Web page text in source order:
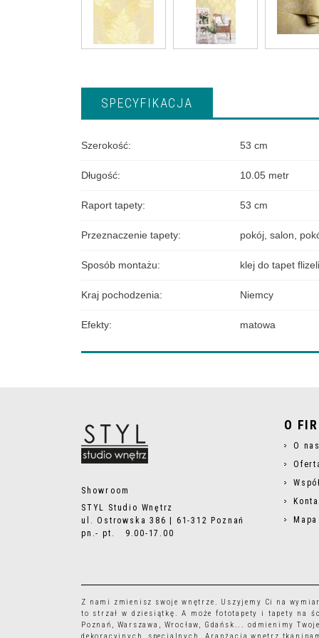
SPECYFIKACJA
Szerokość: 53 cm
Długość: 10.05 metr
Raport tapety: 53 cm
Przeznaczenie tapety: pokój salon
Sposób montażu: klej do tapet
Kraj pochodzenia: Niemcy
Efekty: matowa
Showroom
STYL Studio Wnętrz
ul. Ostrowska 386 | 61-312 Poznań
pn.- pt. 9.00-17.00
O
O
Z nami zmienisz swoje wnętrze. Uszyjemy Ci na
to strzał w dziesiątkę. A możefototapety i tapety na
Poznań, Warszawa, Wrocław, Gdańsk... odmienimy